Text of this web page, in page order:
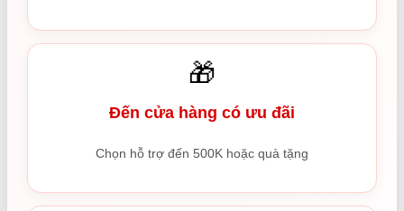
🎁
Đến cửa hàng có ưu đãi
Chọn hỗ trợ đến 500K hoặc quà tặng